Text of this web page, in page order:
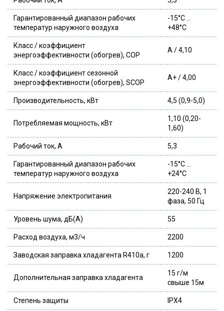
Гарантированный диапазон рабочих
температур наружного воздуха
-15°C …
+48°C
Класс / коэффициент
энергоэффективности (обогрев), COP
А / 4,10
Класс / коэффициент сезонной
энергоэффективности (обогрев), SCOP
A+ / 4,00
Производительность, кВт 4,5 (0,9-5,0)
Потребляемая мощность, кВт
1,10 (0,20-
1,60)
Рабочий ток, А 5,3
Гарантированный диапазон рабочих
температур наружного воздуха
-15°C …
+24°C
Напряжение электропитания
220-240 В, 1
фаза, 50 Гц
Уровень шума, дБ(А) 55
Расход воздуха, м3/ч 2200
Заводская заправка хладагента R410a, г 1200
Дополнительная заправка хладагента
15 г/м
свыше 15м
Степень защиты IPX4